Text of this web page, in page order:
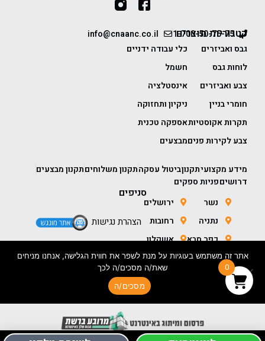
1-700-50-75-75
info@cnaanc.co.il קטגוריות מוצרים
גבס ואביזרים
לוחות גבס
צבע ואביזרים
חומרי בניין
תקרות אקוסטיות
צבע לקירות פנים
כלי עבודה ידניים
חשמל
אינסטלציה
ניקיון ותחזוקה
אספקה טכנית
מבצעים
מידע מקצועיתקנוןביטול עסקהתקנון משלוחיםתקנון מבצעים
דרושיםפניות ספקים
סניפים
נשר
נתניה
כפר סבא
חולון
ירושלים
רחובות
אשקלון
באר שבע
הצהרת נגישות
0
אתר זה משתמש בעוגיות על מנת לשפר את חווית הגלישה, אנחנו מניחים
שאת/ה מסכים/ה לכך
מסכים/ה